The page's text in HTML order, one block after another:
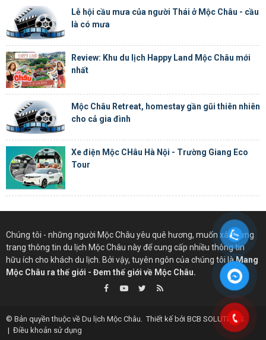
Lễ hội cầu mưa của người Thái ở Mộc Châu - cầu
là có mưa
Review: Khu du lịch Happy Land Mộc Châu mới
nhất
Mộc Châu Retreat, homestay gần gũi thiên nhiên
cho cả gia đình
Xe điện Mộc CHâu Hà Nội - Trường Giang Eco
Tour
Chúng tôi - những người Mộc Châu yêu quê hương, muốn xây dựng
trang thông tin du lịch Mộc Châu này để cung cấp nhiều thông tin
hữu ích cho khách du lịch. Bởi vậy, tuyên ngôn của chúng tôi làMang
Mộc Châu ra thế giới - Đem thế giới về Mộc Châu.
© Bản quyền thuộc về Du lịch Mộc Châu.Thiết kế bởi BCB SOLUTIONS.
| Điều khoản sử dụng